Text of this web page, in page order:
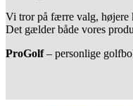
Vi tror på færre valg, højere
Det gælder både vores
ProGolf– personlige